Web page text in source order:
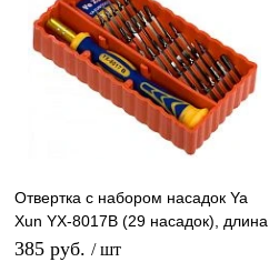
Купить в 1 клик
В избранное В наличии
Отвертка с набором насадок Ya
Xun YX-8017B (29 насадок), длина
отвертки 120 мм
385 руб. / шт